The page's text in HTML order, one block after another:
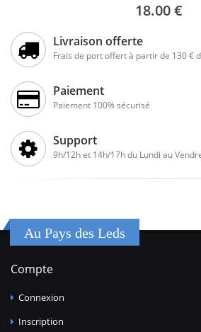
18.00 €
Livraison offerte
Frais de port offert à partir de 130 €
Paiement
Paiement 100% sécurisé
Support
9h/12h et 14h/17h du Lundi au
Au Pays des Leds
Compte
Connexion
Inscription